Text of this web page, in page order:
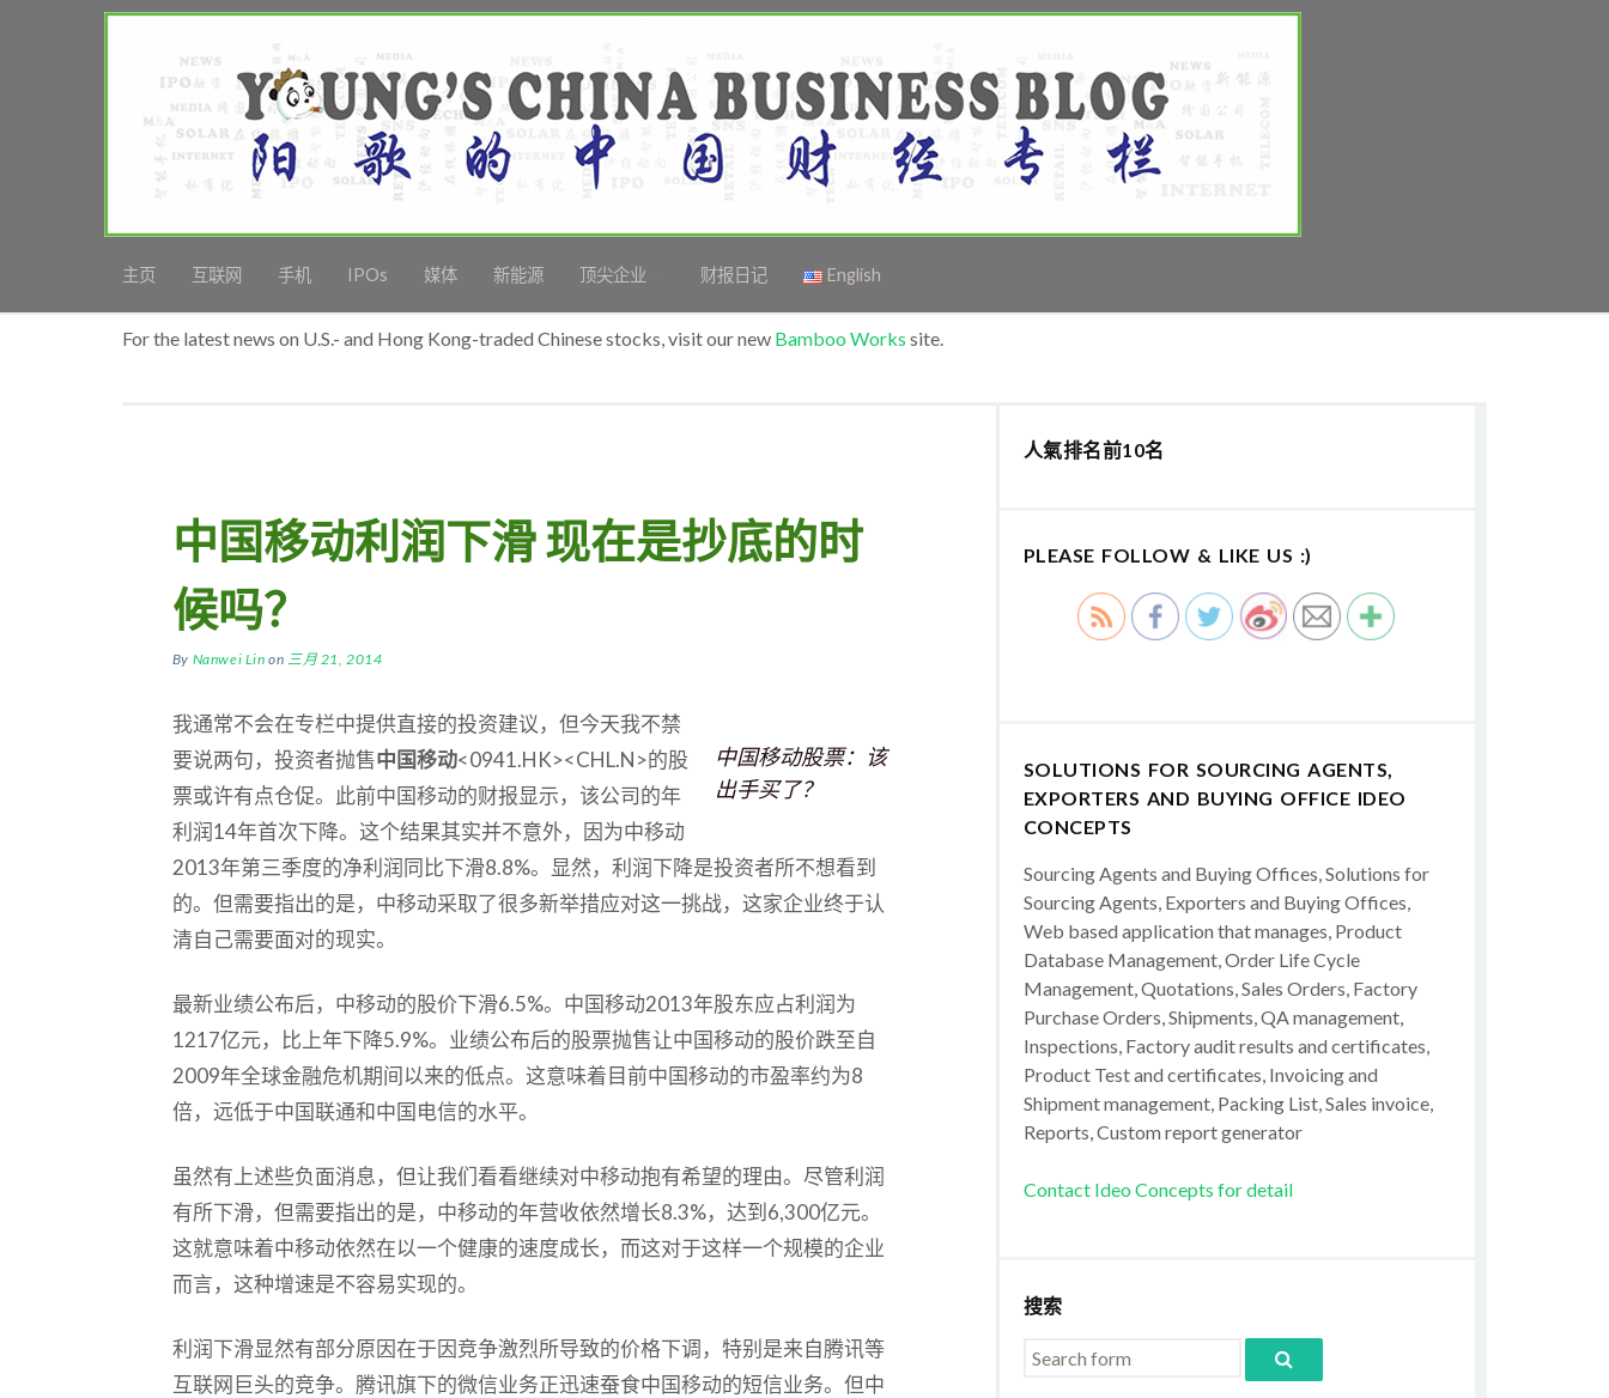
主页 互联网 手机 IPOs 媒体 新能源 顶尖企业 财报日记 English
For the latest news on U.S.- and Hong Kong-traded Chinese stocks, visit our new Bamboo Works site.
中国移动利润下滑 现在是抄底的时
候吗？
By Nanwei Lin on 三月 21, 2014
中国移动股票：该
出手买了？
我通常不会在专栏中提供直接的投资建议，但今天我不禁
要说两句，投资者抛售中国移动<0941.HK><CHL.N>的股
票或许有点仓促。此前中国移动的财报显示，该公司的年
利润14年首次下降。这个结果其实并不意外，因为中移动
2013年第三季度的净利润同比下滑8.8%。显然，利润下降是投资者所不想看到
的。但需要指出的是，中移动采取了很多新举措应对这一挑战，这家企业终于认
清自己需要面对的现实。
最新业绩公布后，中移动的股价下滑6.5%。中国移动2013年股东应占利润为
1217亿元，比上年下降5.9%。业绩公布后的股票抛售让中国移动的股价跌至自
2009年全球金融危机期间以来的低点。这意味着目前中国移动的市盈率约为8
倍，远低于中国联通和中国电信的水平。
虽然有上述些负面消息，但让我们看看继续对中移动抱有希望的理由。尽管利润
有所下滑，但需要指出的是，中移动的年营收依然增长8.3%，达到6,300亿元。
这就意味着中移动依然在以一个健康的速度成长，而这对于这样一个规模的企业
而言，这种增速是不容易实现的。
利润下滑显然有部分原因在于因竞争激烈所导致的价格下调，特别是来自腾讯等
互联网巨头的竞争。腾讯旗下的微信业务正迅速蚕食中国移动的短信业务。但中
人氣排名前10名
PLEASE FOLLOW & LIKE US :)
SOLUTIONS FOR SOURCING AGENTS,
EXPORTERS AND BUYING OFFICE IDEO
CONCEPTS
Sourcing Agents and Buying Offices, Solutions for
Sourcing Agents, Exporters and Buying Offices,
Web based application that manages, Product
Database Management, Order Life Cycle
Management, Quotations, Sales Orders, Factory
Purchase Orders, Shipments, QA management,
Inspections, Factory audit results and certificates,
Product Test and certificates, Invoicing and
Shipment management, Packing List, Sales invoice,
Reports, Custom report generator
Contact Ideo Concepts for detail
搜索